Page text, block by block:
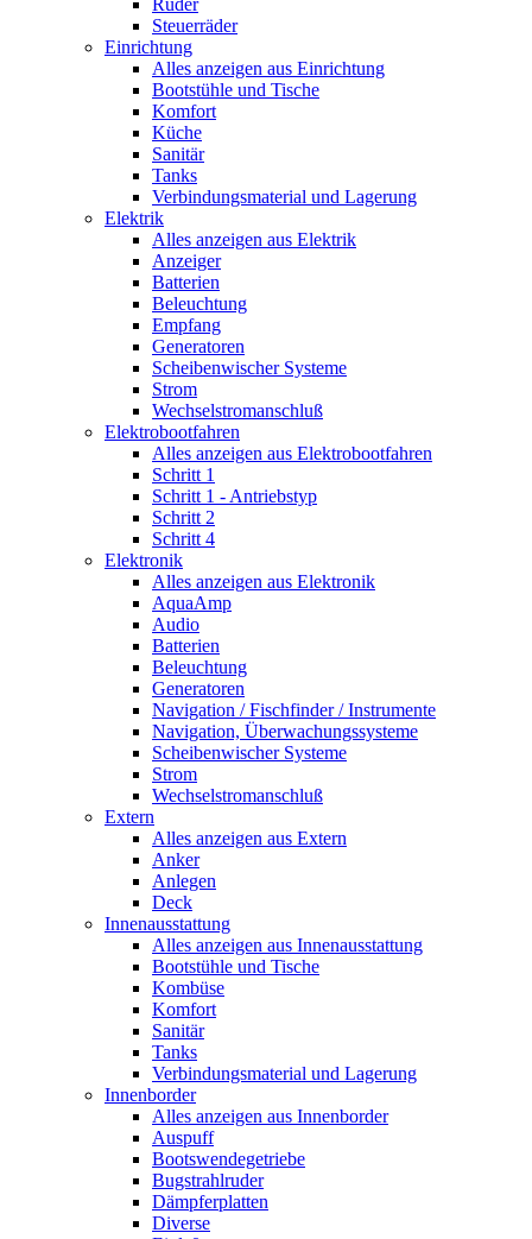
Ruder
Steuerräder
Einrichtung
Alles anzeigen aus Einrichtung
Bootstühle und Tische
Komfort
Küche
Sanitär
Tanks
Verbindungsmaterial und Lagerung
Elektrik
Alles anzeigen aus Elektrik
Anzeiger
Batterien
Beleuchtung
Empfang
Generatoren
Scheibenwischer Systeme
Strom
Wechselstromanschluß
Elektrobootfahren
Alles anzeigen aus Elektrobootfahren
Schritt 1
Schritt 1 - Antriebstyp
Schritt 2
Schritt 4
Elektronik
Alles anzeigen aus Elektronik
AquaAmp
Audio
Batterien
Beleuchtung
Generatoren
Navigation / Fischfinder / Instrumente
Navigation, Überwachungssysteme
Scheibenwischer Systeme
Strom
Wechselstromanschluß
Extern
Alles anzeigen aus Extern
Anker
Anlegen
Deck
Innenausstattung
Alles anzeigen aus Innenausstattung
Bootstühle und Tische
Kombüse
Komfort
Sanitär
Tanks
Verbindungsmaterial und Lagerung
Innenborder
Alles anzeigen aus Innenborder
Auspuff
Bootswendegetriebe
Bugstrahlruder
Dämpferplatten
Diverse